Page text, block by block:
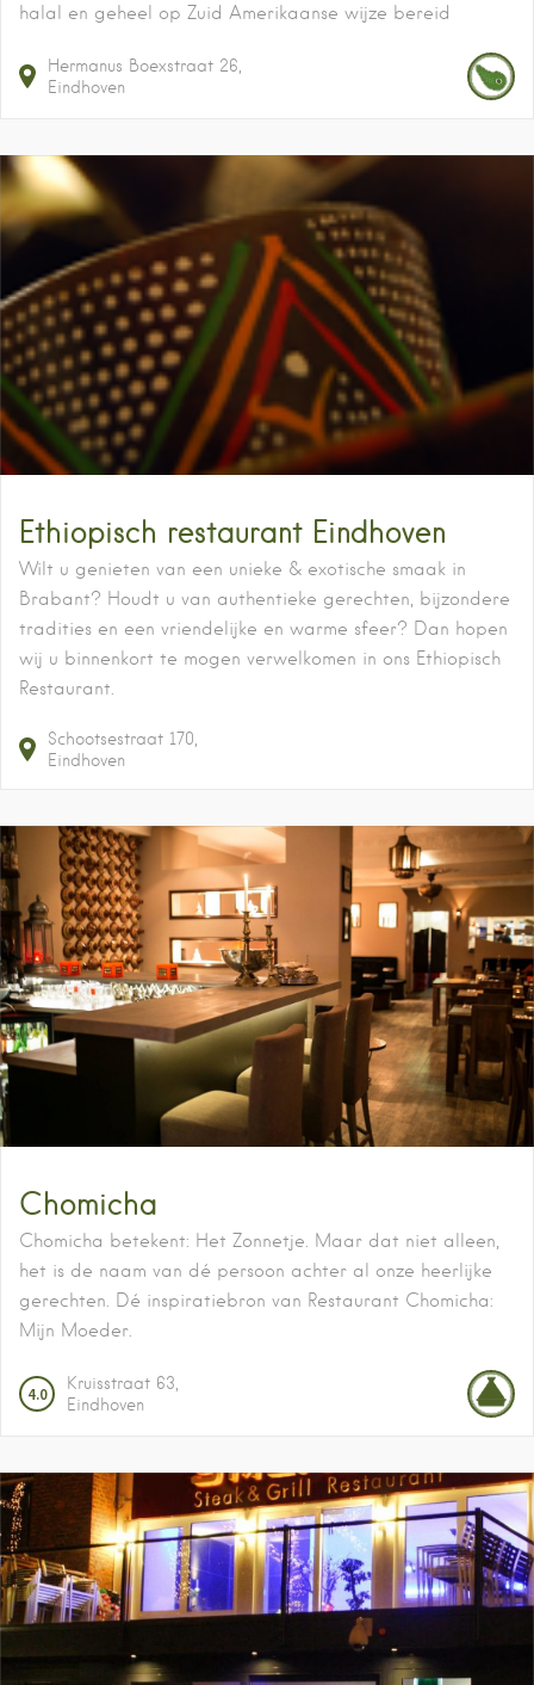
halal en geheel op Zuid Amerikaanse wijze bereid
Hermanus Boexstraat 26
Eindhoven
Ethiopisch restaurant Eindhoven
Wilt u genieten van een unieke & exotische smaak in
Brabant? Houdt u van authentieke gerechten, bijzondere
tradities en een vriendelijke en warme sfeer? Dan hopen
wij u binnenkort te mogen verwelkomen in ons Ethiopisch
Restaurant.
Schootsestraat 170
Eindhoven
Chomicha
Chomicha betekent: Het Zonnetje. Maar dat niet alleen,
het is de naam van dé persoon achter al onze heerlijke
gerechten. Dé inspiratiebron van Restaurant Chomicha:
Mijn Moeder.
4.0
Kruisstraat 63
Eindhoven